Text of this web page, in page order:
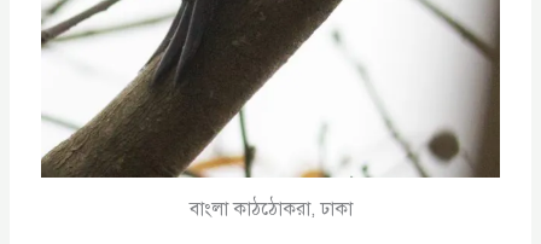
বাংলা কাঠঠোকরা, ঢাকা